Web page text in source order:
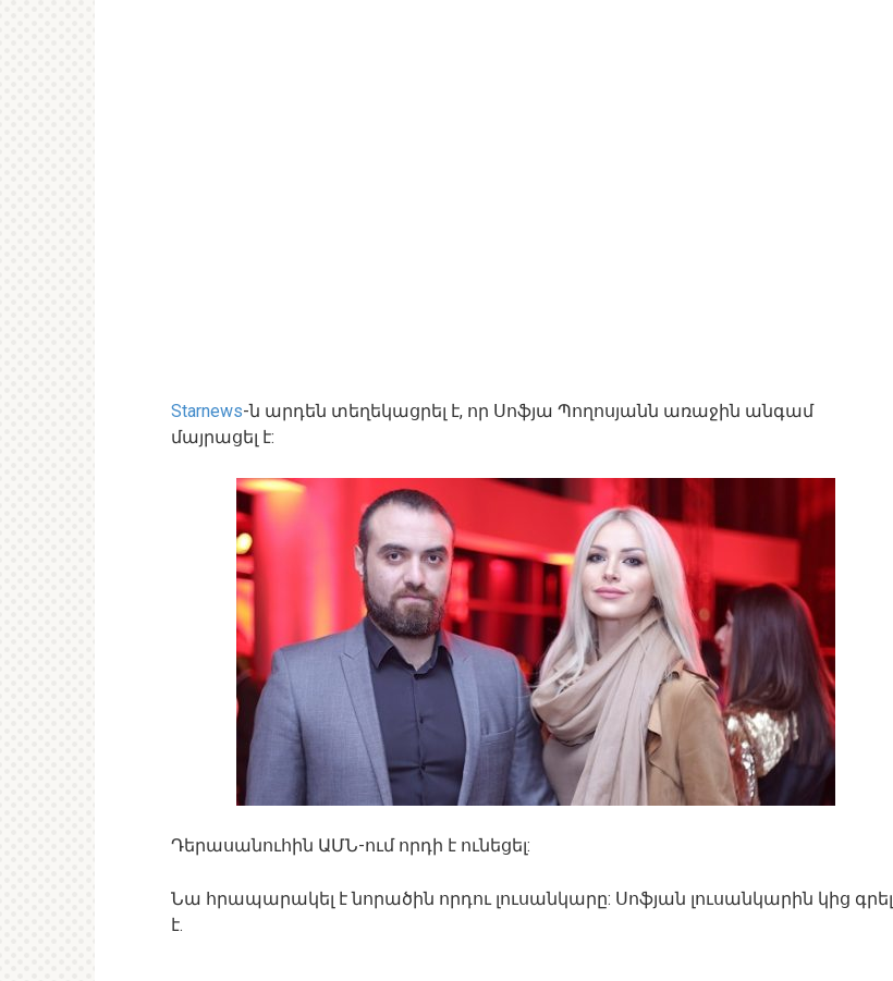
Starnews-ն արդեն տեղեկացրել է, որ Սոֆյա Պողոսյանն առաջին անգամ
մայրացել է:
Դերասանուհին ԱՄՆ-ում որդի է ունեցել:
Նա հրապարակել է նորածին որդու լուսանկարը: Սոֆյան լուսանկարին կից գրել
է.